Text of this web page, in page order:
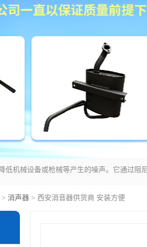
> 消声器 > 西安消音器供货商 安装方便